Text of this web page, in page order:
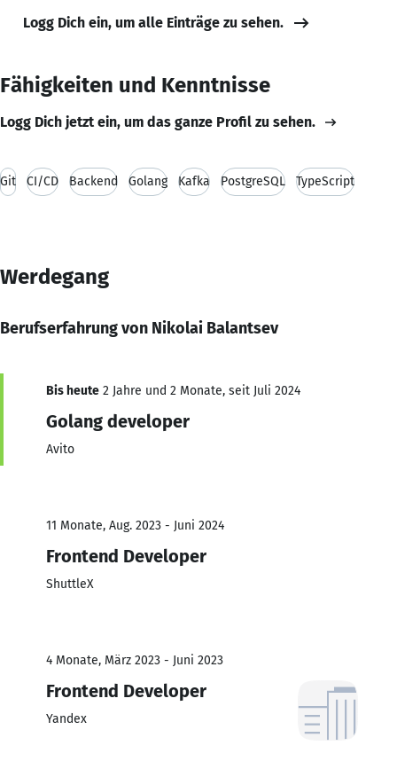
Logg Dich ein, um alle Einträge zu sehen.
Fähigkeiten und Kenntnisse
Logg Dich jetzt ein, um das ganze Profil zu sehen.
Git CI/CD Backend Golang Kafka PostgreSQL TypeScript
Werdegang
Berufserfahrung von Nikolai Balantsev
Bis heute 2 Jahre und 2 Monate, seit Juli 2024
Golang developer
Avito
11 Monate, Aug. 2023 - Juni 2024
Frontend Developer
ShuttleX
4 Monate, März 2023 - Juni 2023
Frontend Developer
Yandex